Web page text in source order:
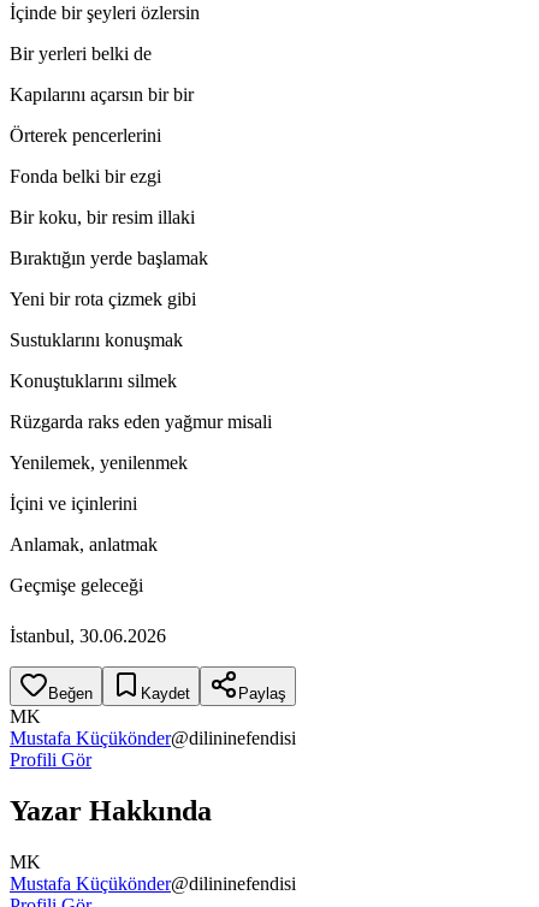
İçinde bir şeyleri özlersin
Bir yerleri belki de
Kapılarını açarsın bir bir
Örterek pencerlerini
Fonda belki bir ezgi
Bir koku, bir resim illaki
Bıraktığın yerde başlamak
Yeni bir rota çizmek gibi
Sustuklarını konuşmak
Konuştuklarını silmek
Rüzgarda raks eden yağmur misali
Yenilemek, yenilenmek
İçini ve içinlerini
Anlamak, anlatmak
Geçmişe geleceği
İstanbul, 30.06.2026
Beğen Kaydet Paylaş
MK
Mustafa Küçükönder@dilininefendisi
Profili Gör
Yazar Hakkında
MK
Mustafa Küçükönder@dilininefendisi